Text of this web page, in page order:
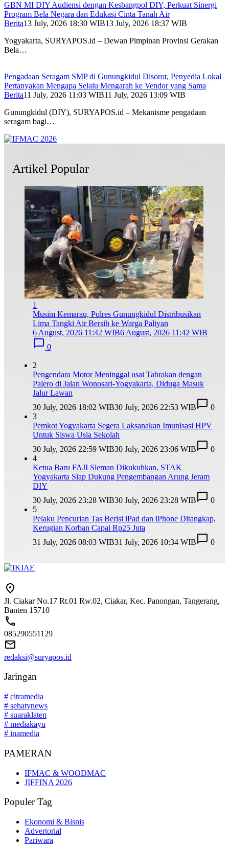
GBN MI DIY Audiensi dengan Kesbangpol DIY, Perkuat Sinergi
Program Bela Negara dan Edukasi Cinta Tanah Air
Berita13 July, 2026 18:30 WIB13 July, 2026 18:37 WIB
Yogyakarta, SURYAPOS.id – Dewan Pimpinan Provinsi Gerakan
Bela…
Pengadaan Seragam SMP di Gunungkidul Disorot, Penyedia Lokal
Pertanyakan Mengapa Selalu Mengarah ke Vendor yang Sama
Berita11 July, 2026 11:03 WIB11 July, 2026 13:09 WIB
Gunungkidul (DIY), SURYAPOS.id – Mekanisme pengadaan
seragam bagi…
Artikel Popular
1
Musim Kemarau, Polres Gunungkidul Distribusikan
Lima Tangki Air Bersih ke Warga Paliyan
6 August, 2026 11:42 WIB6 August, 2026 11:42 WIB
0
2
Pengendara Motor Meninggal usai Tabrakan dengan
Pajero di Jalan Wonosari-Yogyakarta, Diduga Masuk
Jalur Lawan
30 July, 2026 18:02 WIB30 July, 2026 22:53 WIB
0
3
Pemkot Yogyakarta Segera Laksanakan Imunisasi HPV
Untuk Siswa Usia Sekolah
30 July, 2026 22:59 WIB30 July, 2026 23:06 WIB
0
4
Ketua Baru FAJI Sleman Dikukuhkan, STAK
Yogyakarta Siap Dukung Pengembangan Arung Jeram
DIY
30 July, 2026 23:28 WIB30 July, 2026 23:28 WIB
0
5
Pelaku Pencurian Tas Berisi iPad dan iPhone Ditangkap,
Kerugian Korban Capai Rp25 Juta
31 July, 2026 08:03 WIB31 July, 2026 10:34 WIB 0
Jl. Ciakar No.17 Rt.01 Rw.02, Ciakar, Kec. Panongan, Tangerang,
Banten 15710
085290551129
redaksi@suryapos.id
Jaringan
# citramedia
# sehatynews
# suaraklaten
# mediakayu
# inamedia
PAMERAN
IFMAC & WOODMAC
JIFFINA 2026
Populer Tag
Ekonomi & Bisnis
Advertorial
Pariwara